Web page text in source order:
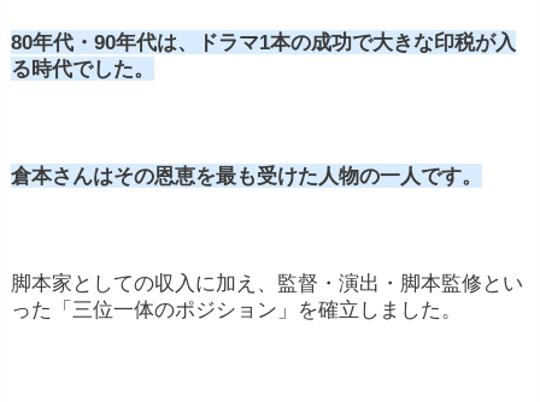
80年代・90年代は、ドラマ1本の成功で大きな印税が入
る時代でした。
倉本さんはその恩恵を最も受けた人物の一人です。
脚本家としての収入に加え、監督・演出・脚本監修とい
った「三位一体のポジション」を確立しました。